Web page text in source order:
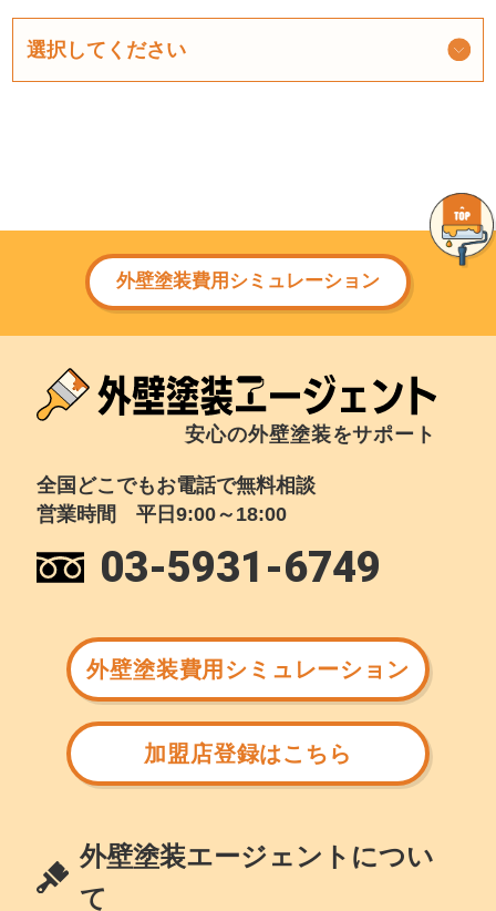
外壁塗装費用シミュレーション
安心の外壁塗装をサポート
全国どこでもお電話で無料相談
営業時間 平日9:00～18:00
03-5931-6749
外壁塗装費用シミュレーション
加盟店登録はこちら
外壁塗装エージェントについ
て